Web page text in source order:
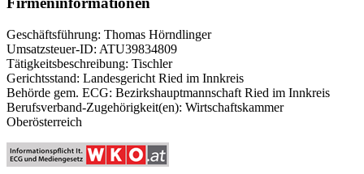
Geschäftsführung: Thomas Hörndlinger
Umsatzsteuer-ID: ATU39834809
Tätigkeitsbeschreibung: Tischler
Gerichtsstand: Landesgericht Ried im Innkreis
Behörde gem. ECG: Bezirkshauptmannschaft Ried im Innkreis
Berufsverband-Zugehörigkeit(en): Wirtschaftskammer
Oberösterreich